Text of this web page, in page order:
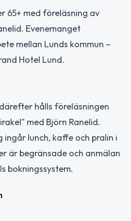
65+ med föreläsning av
Evenemanget
mellan Lunds kommun –
Hotel Lund.
hålls föreläsningen
med Björn Ranelid.
lunch, kaffe och pralin i
är begränsade och anmälan
bokningssystem.